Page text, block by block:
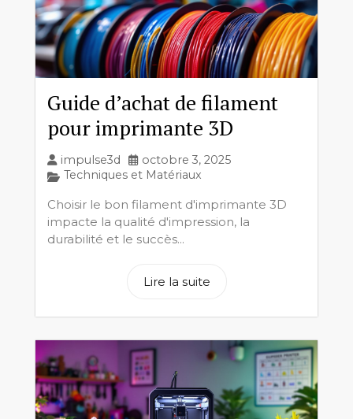
Guide d’achat de filament
pour imprimante 3D
impulse3d
octobre 3, 2025
Techniques et Matériaux
Choisir le bon filament d'imprimante 3D
impacte la qualité d'impression, la
durabilité et le succès...
Lire la suite